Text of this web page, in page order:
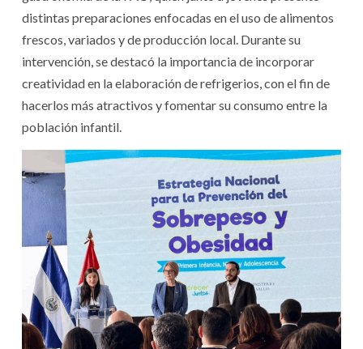
distintas preparaciones enfocadas en el uso de alimentos
frescos, variados y de producción local. Durante su
intervención, se destacó la importancia de incorporar
creatividad en la elaboración de refrigerios, con el fin de
hacerlos más atractivos y fomentar su consumo entre la
población infantil.